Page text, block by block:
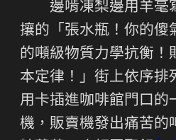
邊啃凍梨邊用羊毫
攘的「張水瓶！你的傻
的噸級物質力學抗衡！
本定律！」街上依序排
用卡插進咖啡館門口的
機，販賣機發出痛苦的